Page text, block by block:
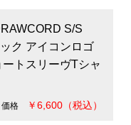
S/S
ク アイコンロゴ
トスリーヴTシャ
価格 ￥6,600（税込）